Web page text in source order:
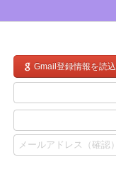
Gmail登録情報を読込